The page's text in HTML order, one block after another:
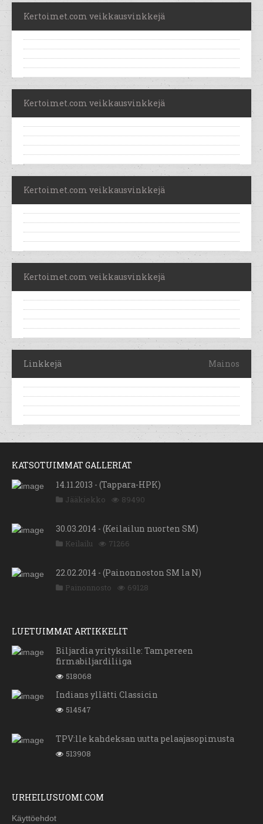
Kertoimet.com veikkausvinkkejä
Kertoimet.com veikkausvinkkejä
Kertoimet.com veikkausvinkkejä
Kertoimet.com veikkausvinkkejä
Linkkejä Mainos
KATSOTUIMMAT GALLERIAT
14.11.2013 - (Tappara-HPK)
Jääkiekko 89490
30.03.2014 - (Keilailun nuorten SM)
Keilailu 71266
22.02.2014 - (Painonnoston SM la N)
Painonnosto 69128
LUETUIMMAT ARTIKKELIT
Biljardia yrityksille: Tampereen
firmabiljardiliiga
518068
Indians yllätti Classicin
514547
TPV:lle kahdeksan uutta pelaajasopimusta
513908
URHEILUSUOMI.COM
Käyttöehdot